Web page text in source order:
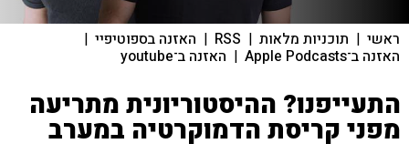
ראשי | תוכניות מלאות |
RSS
| האזנה בספוטיפיי |
האזנה ב־Apple Podcasts | האזנה ב־youtube
התעייפנו? ההיסטוריונית מתריעה
מפני קריסת הדמוקרטיה במערב